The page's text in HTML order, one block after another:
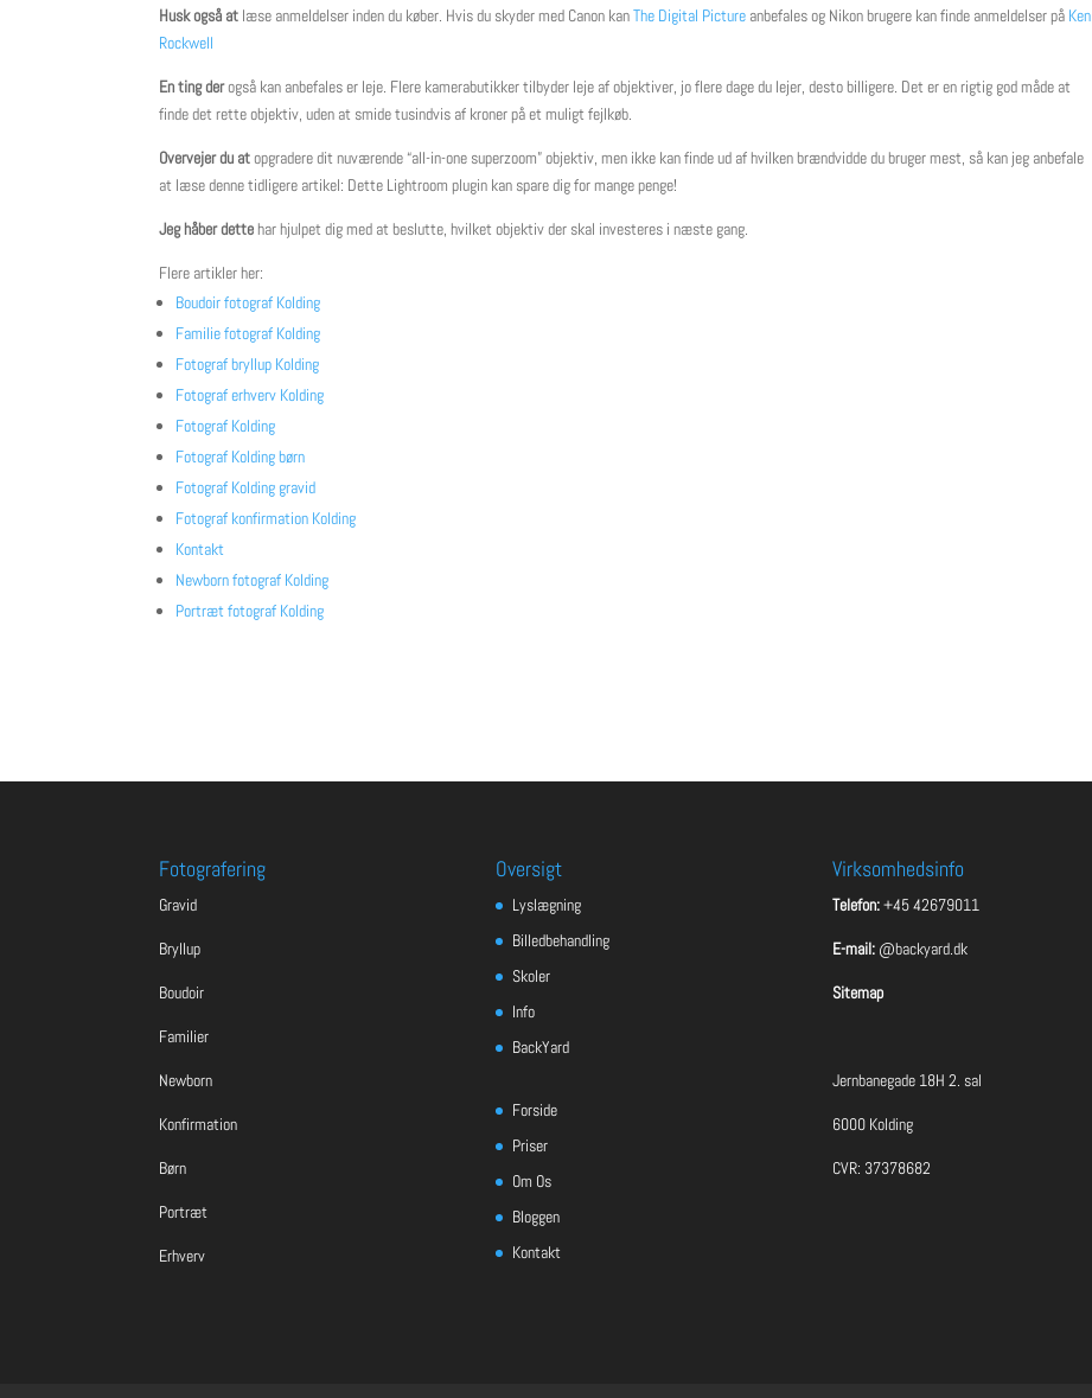
Husk også at læse anmeldelser inden du køber. Hvis du skyder med Canon kanThe Digital Picture anbefales og Nikon brugere kan finde anmeldelser på Ken
Rockwell
En ting derogså kan anbefales er leje. Flere kamerabutikker tilbyder leje af objektiver, jo flere dage du lejer, desto billigere. Det er en rigtig god måde at
finde det rette objektiv, uden at smide tusindvis af kroner på et muligt fejlkøb.
Overvejer du atopgradere dit nuværende “all-in-one superzoom” objektiv, men ikke kan finde ud af hvilken brændvidde du bruger mest, så kan jeg anbefale
at læse denne tidligere artikel: Dette Lightroom plugin kan spare dig for mange penge!
Jeg håber dettehar hjulpet dig med at beslutte, hvilket objektiv der skal investeres i næste gang.
Flere artikler her:
Boudoir fotograf Kolding
Familie fotograf Kolding
Fotograf bryllup Kolding
Fotograf erhverv Kolding
Fotograf Kolding
Fotograf Kolding børn
Fotograf Kolding gravid
Fotograf konfirmation Kolding
Kontakt
Newborn fotograf Kolding
Portræt fotograf Kolding
Fotografering
Gravid
Bryllup
Boudoir
Familier
Newborn
Konfirmation
Børn
Portræt
Erhverv
Oversigt
Lyslægning
Billedbehandling
Skoler
Info
BackYard
Forside
Priser
Om Os
Bloggen
Kontakt
Virksomhedsinfo
Telefon:+45 42679011
E-mail: @backyard.dk
Sitemap
Jernbanegade 18H 2. sal
6000 Kolding
CVR: 37378682